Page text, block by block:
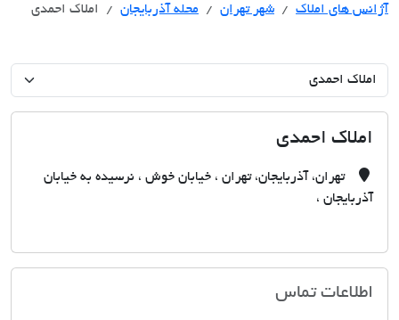
آژانس های املاک آژانس های املاک
شهر تهران آژانس های املاک
محله آذربایجان املاک احمدی
املاک احمدی
تهران، آذربایجان، تهران ، خیابان خوش ، نرسیده به خیابان
آذربایجان ،
اطلاعات تماس